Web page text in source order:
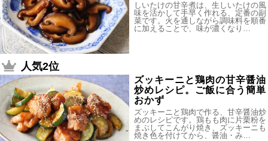
しいたけの甘辛煮は、生しいたけの風
味を活かして手早く作れる、定番の副
菜です。火を通しながら調味料を順番
に加えることで、味が濃くなり…
人気2位
ズッキーニと鶏肉の甘辛醤油
炒めレシピ。ご飯に合う簡単
おかず
ズッキーニと鶏肉で作る、甘辛醤油炒
めのレシピです。鶏もも肉に片栗粉を
まぶしてこんがり焼き、ズッキーニも
焼き色を付けてから、醤油・み…